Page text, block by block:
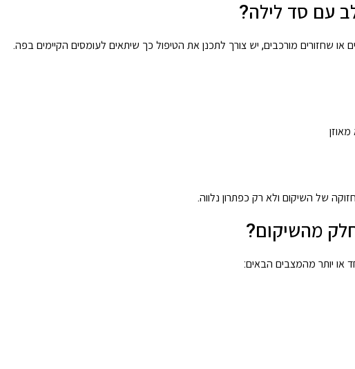
עם סד לילה?
שחזורים מורכבים, יש צורך לתכנן את הטיפול כך שיתאים לעומסים הקיימים בפה.
של השיקום ולא רק כפתרון נלווה.
מהשיקום?
או יותר מהמצבים הבאים: